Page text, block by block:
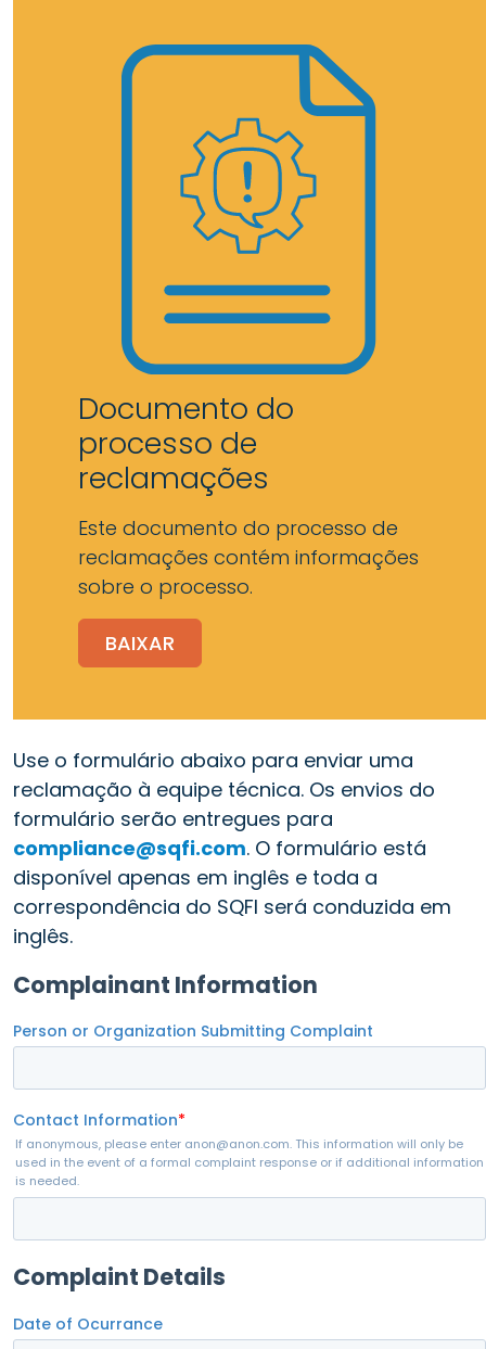
Documento do
processo de
reclamações
Este documento do processo de
reclamações contém informações
sobre o processo.
BAIXAR
Use o formulário abaixo para enviar uma
reclamação à equipe técnica. Os envios do
formulário serão entregues para
compliance@sqfi.com. O formulário está
disponível apenas em inglês e toda a
correspondência do SQFI será conduzida em
inglês.